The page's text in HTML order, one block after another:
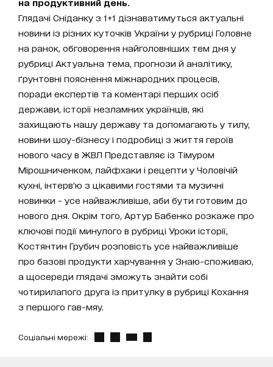
на продуктивний день.
Глядачі Сніданку з 1+1 дізнаватимуться актуальні
новини із різних куточків України у рубриці Головне
на ранок, обговорення найголовніших тем дня у
рубриці Актуальна тема, прогнози й аналітику,
ґрунтовні пояснення міжнародних процесів,
поради експертів та коментарі перших осіб
держави, історії незламних українців, які
захищають нашу державу та допомагають у тилу,
новини шоу-бізнесу і подробиці з життя героїв
нового часу в ЖВЛ Представляє із Тімуром
Мірошниченком, лайфхаки і рецепти у Чоловічій
кухні, інтерв’ю з цікавими гостями та музичні
новинки - усе найважливіше, аби бути готовим до
нового дня. Окрім того, Артур Бабенко розкаже про
ключові події минулого в рубриці Уроки історії,
Костянтин Грубич розповість усе найважливіше
про базові продукти харчування у Знаю-споживаю,
а щосереди глядачі зможуть знайти собі
чотирилапого друга із притулку в рубриці Кохання
з першого гав-мяу.
Соціальні мережі: